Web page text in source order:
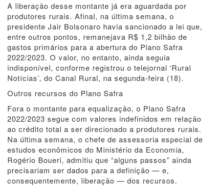
A liberação desse montante já era aguardada por
produtores rurais. Afinal, na última semana, o
presidente Jair Bolsonaro havia sancionado a lei que,
entre outros pontos, remanejava R$ 1,2 bilhão de
gastos primários para a abertura do Plano Safra
2022/2023. O valor, no entanto, ainda seguia
indisponível, conforme registrou o telejornal ‘Rural
Notícias’, do Canal Rural, na segunda-feira (18).
Outros recursos do Plano Safra
Fora o montante para equalização, o Plano Safra
2022/2023 segue com valores indefinidos em relação
ao crédito total a ser direcionado a produtores rurais.
Na última semana, o chefe de assessoria especial de
estudos econômicos do Ministério da Economia,
Rogério Boueri, admitiu que “alguns passos” ainda
precisariam ser dados para a definição — e,
consequentemente, liberação — dos recursos.